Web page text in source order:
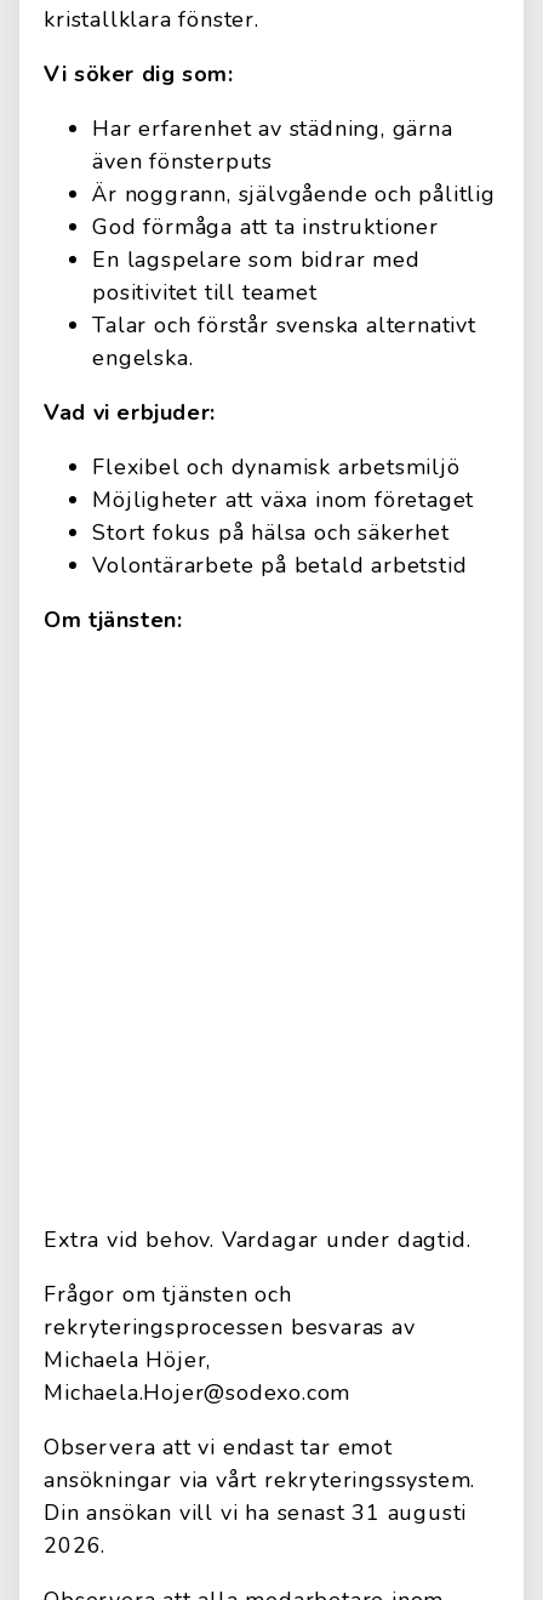
kristallklara fönster.
Vi söker dig som:
Har erfarenhet av städning, gärna
även fönsterputs
Är noggrann, självgående och pålitlig
God förmåga att ta instruktioner
En lagspelare som bidrar med
positivitet till teamet
Talar och förstår svenska alternativt
engelska.
Vad vi erbjuder:
Flexibel och dynamisk arbetsmiljö
Möjligheter att växa inom företaget
Stort fokus på hälsa och säkerhet
Volontärarbete på betald arbetstid
Om tjänsten:
Extra vid behov. Vardagar under dagtid.
Frågor om tjänsten och
rekryteringsprocessen besvaras av
Michaela Höjer,
Michaela.Hojer@sodexo.com
Observera att vi endast tar emot
ansökningar via vårt rekryteringssystem.
Din ansökan vill vi ha senast 31 augusti
2026.